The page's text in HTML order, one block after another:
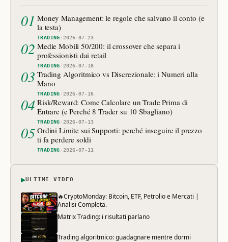
01 Money Management: le regole che salvano il conto (e
la testa)
TRADING ·2026-07-23
02 Medie Mobili 50/200: il crossover che separa i
professionisti dai retail
TRADING ·2026-07-18
03 Trading Algoritmico vs Discrezionale: i Numeri alla
Mano
TRADING ·2026-07-16
04 Risk/Reward: Come Calcolare un Trade Prima di
Entrare (e Perché 8 Trader su 10 Sbagliano)
TRADING ·2026-07-13
05 Ordini Limite sui Supporti: perché inseguire il prezzo
ti fa perdere soldi
TRADING ·2026-07-11
▶ULTIMI VIDEO
🔥CryptoMonday: Bitcoin, ETF, Petrolio e Mercati |
Analisi Completa.
Matrix Trading: i risultati parlano
Trading algoritmico: guadagnare mentre dormi